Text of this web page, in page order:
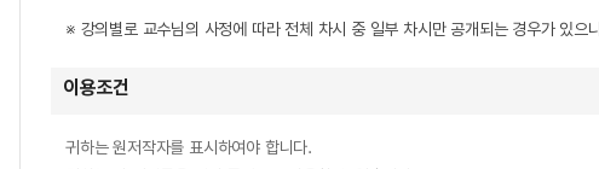
※ 강의별로 교수님의 사정에 따라 전체 차시 중 일부 차시만 공개되는 경우가 있으
이용조건
귀하는 원저작자를 표시하여야 합니다.